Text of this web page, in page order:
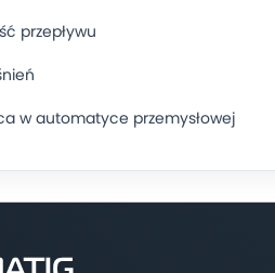
przepływu
w automatyce przemysłowej